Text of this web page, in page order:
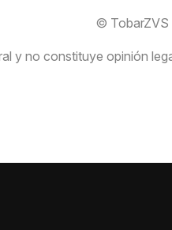
© TobarZVS
y no constituye opinión